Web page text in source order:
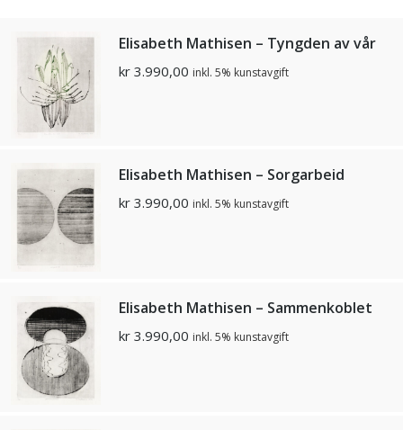
Elisabeth Mathisen – Tyngden av vår
kr 3.990,00 inkl. 5% kunstavgift
Elisabeth Mathisen – Sorgarbeid
kr 3.990,00 inkl. 5% kunstavgift
Elisabeth Mathisen – Sammenkoblet
kr 3.990,00 inkl. 5% kunstavgift